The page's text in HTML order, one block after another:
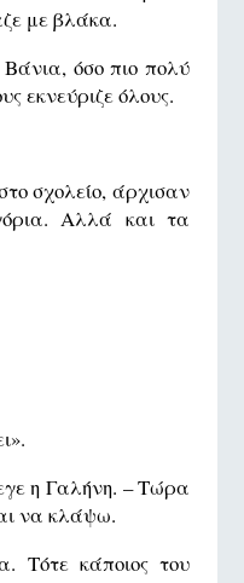
με βλάκα.
όσο πιο πολύ
εκνεύριζε όλους.
σχολείο, άρχισαν
Αλλά και τα
η Γαλήνη. – Τώρα
να κλάψω.
Τότε κάποιος του